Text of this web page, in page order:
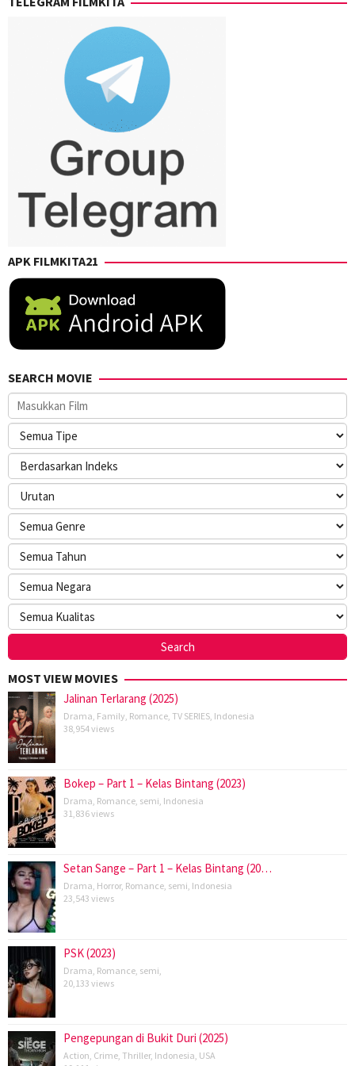
APK FILMKITA21
SEARCH MOVIE
MOST VIEW MOVIES
Jalinan Terlarang (2025)
Drama Family Romance TV SERIES Indonesia
38,954 views
Bokep – Part 1 – Kelas Bintang (2023)
Drama Romance semi Indonesia
31,836 views
Setan Sange – Part 1 – Kelas Bintang (20…
Drama Horror, Romance semi Indonesia
23,543 views
PSK (2023)
Drama Romance semi
20,133 views
Pengepungan di Bukit Duri (2025)
Action Crime Thriller, Indonesia USA